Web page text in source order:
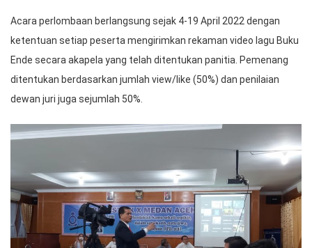
Acara perlombaan berlangsung sejak 4-19 April 2022 dengan
ketentuan setiap peserta mengirimkan rekaman video lagu Buku
Ende secara akapela yang telah ditentukan panitia. Pemenang
ditentukan berdasarkan jumlah view/like (50%) dan penilaian
dewan juri juga sejumlah 50%.